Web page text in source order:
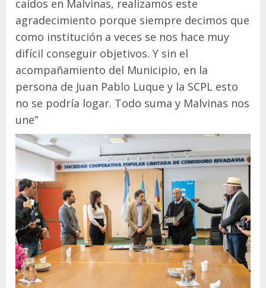
caídos en Malvinas, realizamos este
agradecimiento porque siempre decimos que
como institución a veces se nos hace muy
difícil conseguir objetivos. Y sin el
acompañamiento del Municipio, en la
persona de Juan Pablo Luque y la SCPL esto
no se podría logar. Todo suma y Malvinas nos
une”